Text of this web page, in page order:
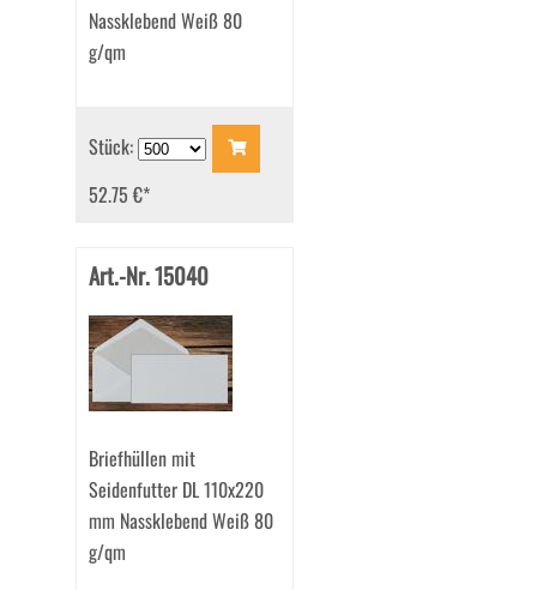
Nassklebend Weiß 80
g/qm
Stück:
52.75 €*
Art.-Nr. 15040
Briefhüllen mit
Seidenfutter DL 110x220
mm Nassklebend Weiß 80
g/qm